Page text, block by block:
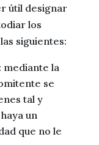
útil designar
los
siguientes:
mediante la
se
tal y
un
que no le